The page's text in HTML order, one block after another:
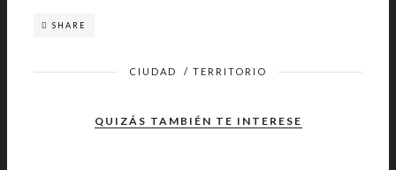
SHARE
CIUDAD / TERRITORIO
QUIZÁS TAMBIÉN TE INTERESE